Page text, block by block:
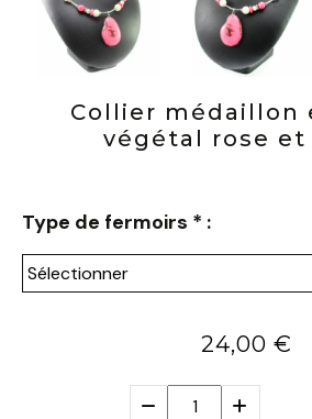
Collier médaillon
végétal rose et
Type de fermoirs * :
24,00 €